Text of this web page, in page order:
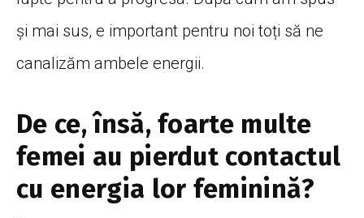
și mai sus, e important pentru noitoți să ne
canalizăm ambele energii.
De ce, însă, foarte multe
femei au pierdut contactul
cu energia lor feminină?